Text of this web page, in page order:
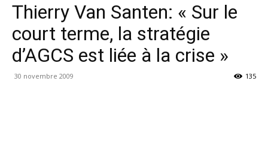
Thierry Van Santen: « Sur le
court terme, la stratégie
d’AGCS est liée à la crise »
30 novembre 2009 135